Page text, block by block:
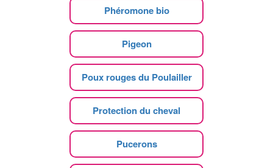
Phéromone bio
Pigeon
Poux rouges du Poulailler
Protection du cheval
Pucerons